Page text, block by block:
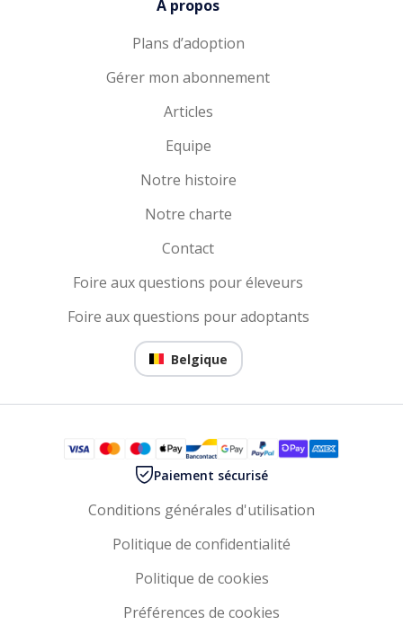
A propos
Plans d’adoption
Gérer mon abonnement
Articles
Equipe
Notre histoire
Notre charte
Contact
Foire aux questions pour éleveurs
Foire aux questions pour adoptants
Belgique
Paiement sécurisé
Conditions générales d'utilisation
Politique de confidentialité
Politique de cookies
Préférences de cookies